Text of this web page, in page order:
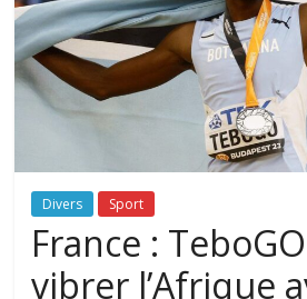
Divers Sport
France :
vibrer l’Afrique